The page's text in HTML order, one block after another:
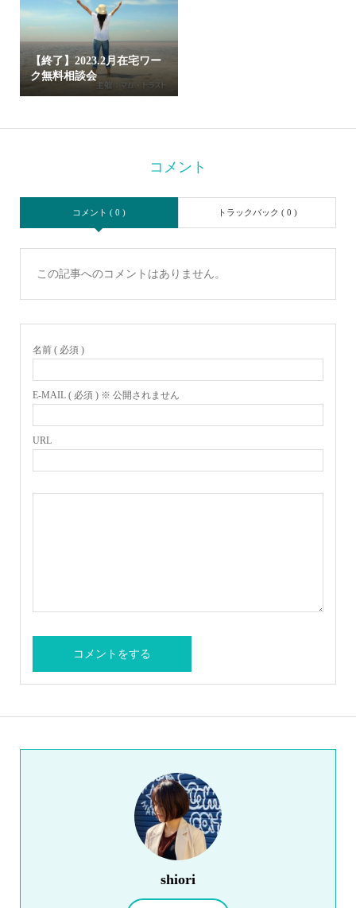
【終了】2023.2月在宅ワー
ク無料相談会
コメント
コメント ( 0 ) トラックバック ( 0 )
この記事へのコメントはありません。
名前 ( 必須 )
E-MAIL ( 必須 ) ※ 公開されません
URL
shiori